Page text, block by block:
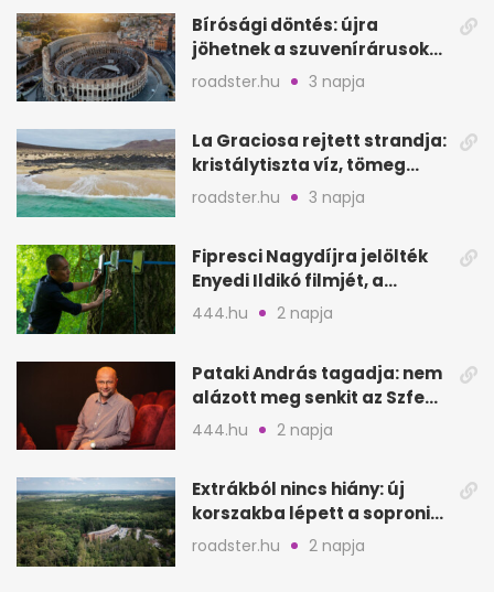
Bírósági döntés: újra
jöhetnek a szuvenírárusok
Európa ikonikus helyére
roadster.hu 3 napja
La Graciosa rejtett strandja:
kristálytiszta víz, tömeg
nélkül
roadster.hu 3 napja
Fipresci Nagydíjra jelölték
Enyedi Ildikó filmjét, a
Csendes barátot
444.hu 2 napja
Pataki András tagadja: nem
alázott meg senkit az Szfe
felvételijén
444.hu 2 napja
Extrákból nincs hiány: új
korszakba lépett a soproni
Fagus Hotel
roadster.hu 2 napja